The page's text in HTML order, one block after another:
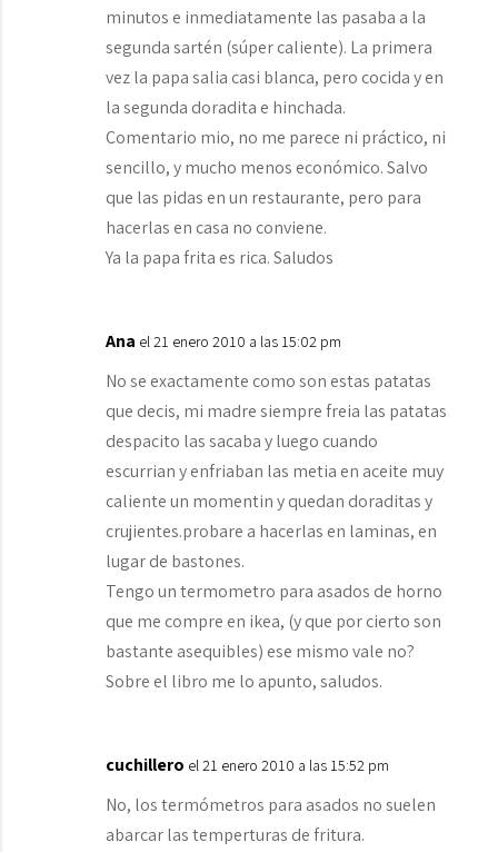
minutos e inmediatamente las pasaba a la
segunda sartén (súper caliente). La primera
vez la papa salia casi blanca, pero cocida y en
la segunda doradita e hinchada.
Comentario mio, no me parece ni práctico, ni
sencillo, y mucho menos económico. Salvo
que las pidas en un restaurante, pero para
hacerlas en casa no conviene.
Ya la papa frita es rica. Saludos
Ana el 21 enero 2010 a las 15:02 pm
No se exactamente como son estas patatas
que decis, mi madre siempre freia las patatas
despacito las sacaba y luego cuando
escurrian y enfriaban las metia en aceite muy
caliente un momentin y quedan doraditas y
crujientes.probare a hacerlas en laminas, en
lugar de bastones.
Tengo un termometro para asados de horno
que me compre en ikea, (y que por cierto son
bastante asequibles) ese mismo vale no?
Sobre el libro me lo apunto, saludos.
cuchillero el 21 enero 2010 a las 15:52 pm
No, los termómetros para asados no suelen
abarcar las temperturas de fritura.